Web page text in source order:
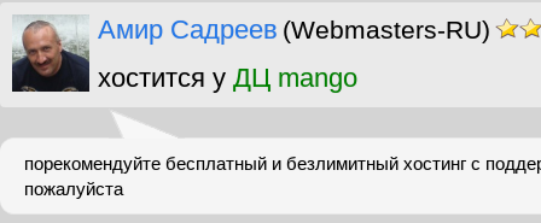
Амир Садреев (Webmasters-RU)
хостится у ДЦ mango
порекомендуйте бесплатный и безлимитный хостинг с
пожалуйста